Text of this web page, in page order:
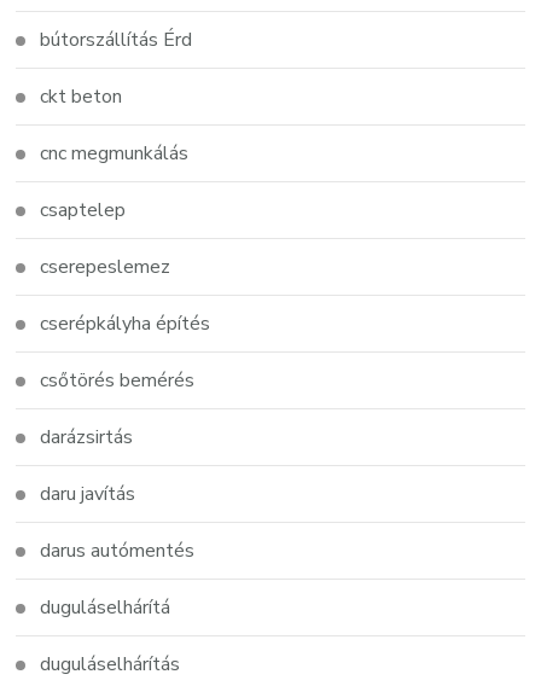
bútorszállítás Érd
ckt beton
cnc megmunkálás
csaptelep
cserepeslemez
cserépkályha építés
csőtörés bemérés
darázsirtás
daru javítás
darus autómentés
duguláselhárítá
duguláselhárítás